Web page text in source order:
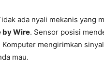
ada nyali mekanis yang
by Wire. Sensor posisi
Komputer mengirimkan
mau.